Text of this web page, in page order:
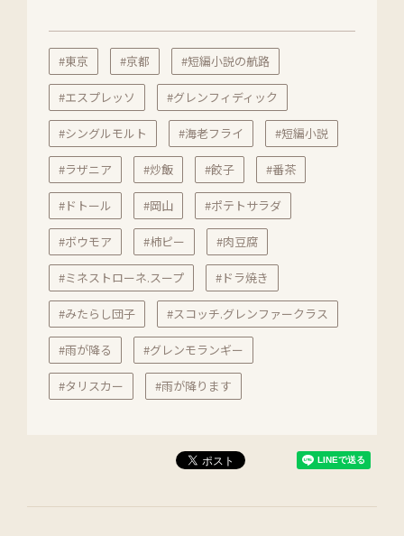
#東京 #京都 #短編小説の航路
#エスプレッソ #グレンフィディック
#シングルモルト #海老フライ #短編小説
#ラザニア #炒飯 #餃子 #番茶
#ドトール #岡山 #ポテトサラダ
#ボウモア #柿ピー #肉豆腐
#ミネストローネ.スープ #ドラ焼き
#みたらし団子 #スコッチ.グレンファークラス
#雨が降る #グレンモランギー
#タリスカー #雨が降ります